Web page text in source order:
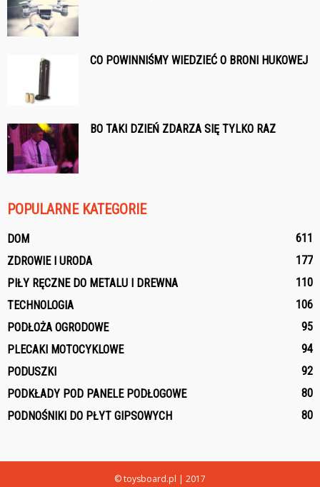
CO POWINNIŚMY WIEDZIEĆ O BRONI HUKOWEJ
BO TAKI DZIEŃ ZDARZA SIĘ TYLKO RAZ
POPULARNE KATEGORIE
DOM
611
ZDROWIE I URODA
177
PIŁY RĘCZNE DO METALU I DREWNA
110
TECHNOLOGIA
106
PODŁOŻA OGRODOWE
95
PLECAKI MOTOCYKLOWE
94
PODUSZKI
92
PODKŁADY POD PANELE PODŁOGOWE
80
PODNOŚNIKI DO PŁYT GIPSOWYCH
80
© toysboard.pl | 2017